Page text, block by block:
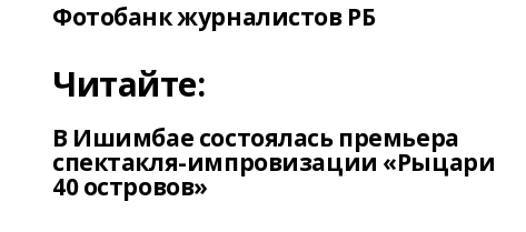
Фотобанк журналистов РБ
Читайте:
В Ишимбае состоялась премьера
спектакля-импровизации «Рыцари
40 островов»